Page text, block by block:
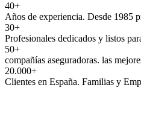
40+
Años de experiencia. Desde 1985
30+
Profesionales dedicados y listos
50+
compañías aseguradoras. las
20.000+
Clientes en España. Familias y